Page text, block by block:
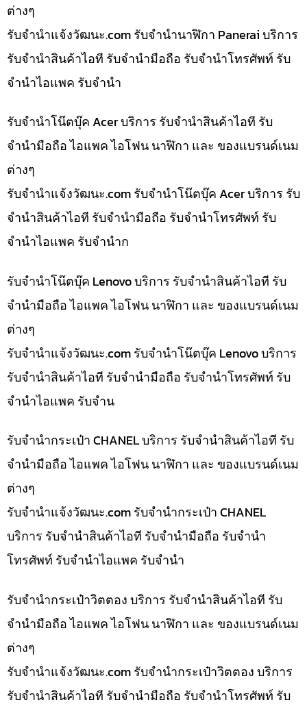
ต่างๆ
รับจํานําแจ้งวัฒนะ.com รับจำนำนาฬิกา Panerai บริการ
รับจำนำสินค้าไอที รับจำนำมือถือ รับจำนำโทรศัพท์ รับ
จำนำไอแพค รับจำนำ
รับจำนำโน๊ตบุ๊ค Acer บริการ รับจำนำสินค้าไอที รับ
จำนำมือถือ ไอแพค ไอโฟน นาฬิกา และ ของแบรนด์เนม
ต่างๆ
รับจํานําแจ้งวัฒนะ.com รับจำนำโน๊ตบุ๊ค Acer บริการ รับ
จำนำสินค้าไอที รับจำนำมือถือ รับจำนำโทรศัพท์ รับ
จำนำไอแพค รับจำนำก
รับจำนำโน๊ตบุ๊ค Lenovo บริการ รับจำนำสินค้าไอที รับ
จำนำมือถือ ไอแพค ไอโฟน นาฬิกา และ ของแบรนด์เนม
ต่างๆ
รับจํานําแจ้งวัฒนะ.com รับจำนำโน๊ตบุ๊ค Lenovo บริการ
รับจำนำสินค้าไอที รับจำนำมือถือ รับจำนำโทรศัพท์ รับ
จำนำไอแพค รับจำน
รับจำนำกระเป๋า CHANEL บริการ รับจำนำสินค้าไอที รับ
จำนำมือถือ ไอแพค ไอโฟน นาฬิกา และ ของแบรนด์เนม
ต่างๆ
รับจํานําแจ้งวัฒนะ.com รับจำนำกระเป๋า CHANEL
บริการ รับจำนำสินค้าไอที รับจำนำมือถือ รับจำนำ
โทรศัพท์ รับจำนำไอแพค รับจำนำ
รับจำนำกระเป๋าวิตตอง บริการ รับจำนำสินค้าไอที รับ
จำนำมือถือ ไอแพค ไอโฟน นาฬิกา และ ของแบรนด์เนม
ต่างๆ
รับจํานําแจ้งวัฒนะ.com รับจำนำกระเป๋าวิตตอง บริการ
รับจำนำสินค้าไอที รับจำนำมือถือ รับจำนำโทรศัพท์ รับ